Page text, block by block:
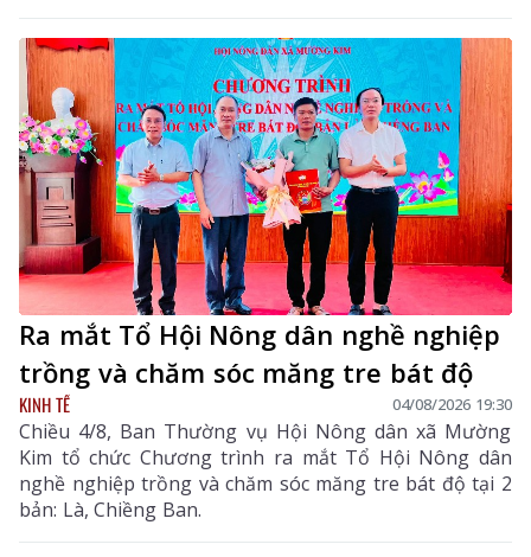
Ra mắt Tổ Hội Nông dân nghề nghiệp
trồng và chăm sóc măng tre bát độ
KINH TẾ 04/08/2026 19:30
Chiều 4/8, Ban Thường vụ Hội Nông dân xã Mường
Kim tổ chức Chương trình ra mắt Tổ Hội Nông dân
nghề nghiệp trồng và chăm sóc măng tre bát độ tại 2
bản: Là, Chiềng Ban.